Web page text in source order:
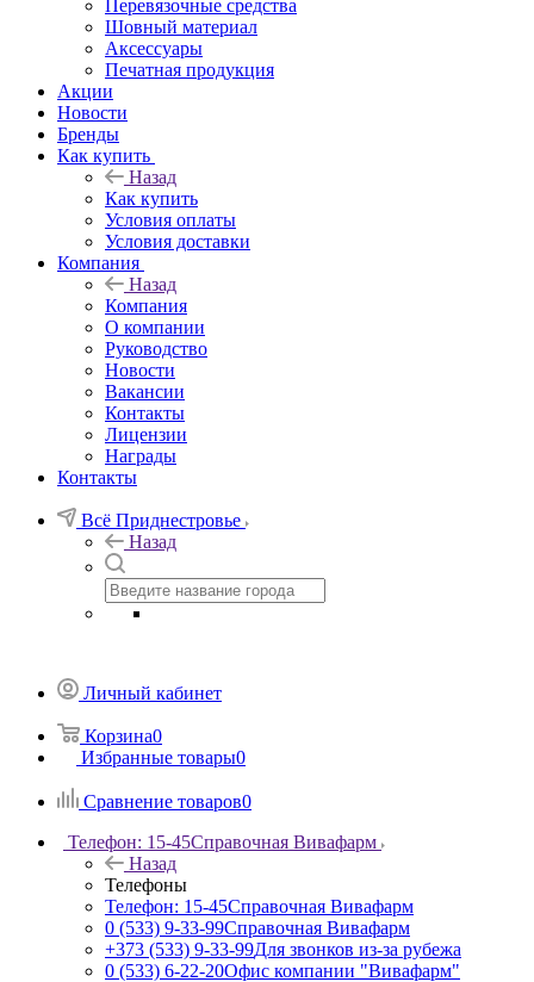
Перевязочные средства
Шовный материал
Аксессуары
Печатная продукция
Акции
Новости
Бренды
Как купить
Назад
Как купить
Условия оплаты
Условия доставки
Компания
Назад
Компания
О компании
Руководство
Новости
Вакансии
Контакты
Лицензии
Награды
Контакты
Всё Приднестровье
Назад
Личный кабинет
Корзина0
Избранные товары0
Сравнение товаров0
Телефон: 15-45Справочная Вивафарм
Назад
Телефоны
Телефон: 15-45Справочная Вивафарм
0 (533) 9-33-99Справочная Вивафарм
+373 (533) 9-33-99Для звонков из-за рубежа
0 (533) 6-22-20Офис компании "Вивафарм"